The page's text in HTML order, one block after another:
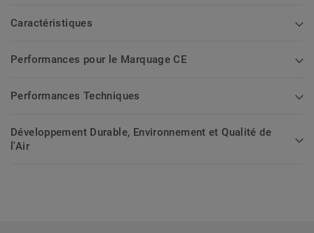
Caractéristiques
Performances pour le Marquage CE
Performances Techniques
Développement Durable, Environnement et Qualité de
l'Air